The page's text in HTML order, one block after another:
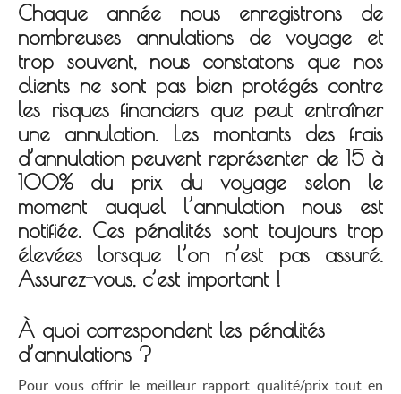
Chaque année nous enregistrons de
nombreuses annulations de voyage et
trop souvent, nous constatons que nos
clients ne sont pas bien protégés contre
les risques financiers que peut entraîner
une annulation. Les montants des frais
d’annulation peuvent représenter de 15 à
100% du prix du voyage selon le
moment auquel l’annulation nous est
notifiée. Ces pénalités sont toujours trop
élevées lorsque l’on n’est pas assuré.
Assurez-vous, c’est important !
À quoi correspondent les pénalités
d’annulations ?
Pour vous offrir le meilleur rapport qualité/prix tout en